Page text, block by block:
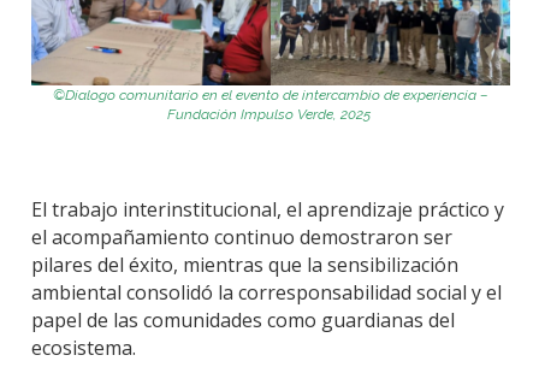
©Dialogo comunitario en el evento de intercambio de experiencia –
Fundación Impulso Verde, 2025
El trabajo interinstitucional, el aprendizaje práctico y
el acompañamiento continuo demostraron ser
pilares del éxito, mientras que la sensibilización
ambiental consolidó la corresponsabilidad social y el
papel de las comunidades como guardianas del
ecosistema.